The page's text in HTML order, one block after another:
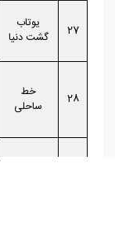
27
یوتاب
گشت دنیا
28
خط
ساحلی